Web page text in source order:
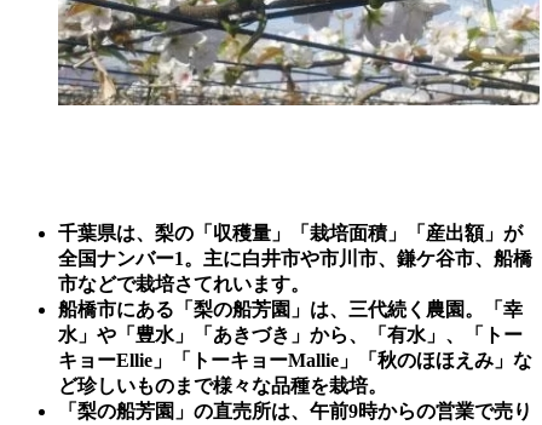
千葉県は、梨の「収穫量」「栽培面積」「産出額」が
全国ナンバー1。主に白井市や市川市、鎌ケ谷市、船橋
市などで栽培さてれいます。
船橋市にある「梨の船芳園」は、三代続く農園。「幸
水」や「豊水」「あきづき」から、「有水」、「トー
キョーEllie」
「トーキョーMallie」「秋のほほえみ」 な
ど珍しいものまで様々な品種を栽培。
「梨の船芳園」の直売所は、午前9時からの営業で売り